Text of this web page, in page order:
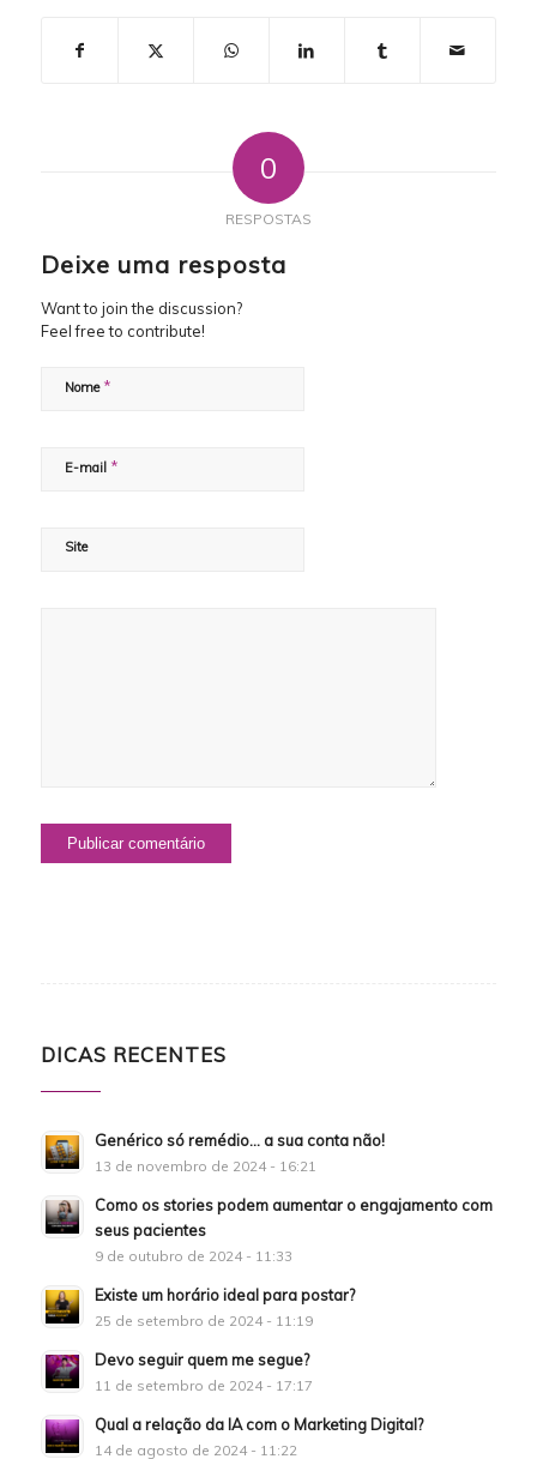
0
RESPOSTAS
Deixe uma resposta
Want to join the discussion?
Feel free to contribute!
Nome *
E-mail *
Site
DICAS RECENTES
Genérico só remédio… a sua conta não!
13 de novembro de 2024 - 16:21
Como os stories podem aumentar o engajamento com
seus pacientes
9 de outubro de 2024 - 11:33
Existe um horário ideal para postar?
25 de setembro de 2024 - 11:19
Devo seguir quem me segue?
11 de setembro de 2024 - 17:17
Qual a relação da IA com o Marketing Digital?
14 de agosto de 2024 - 11:22